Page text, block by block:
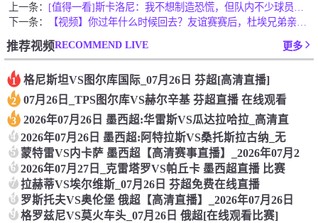
上一条：
下一条：
【视频】你过年什么时候回去？友谊赛赛后，杜埃兄弟亲密互动！
推荐视频RECOMMEND LIVE 更多
1 格尼斯坦VS图尔库国际_07月26日 芬超[高清直播]
2 07月26日_TPS图尔库VS赫尔辛基 芬超直播 在线观看
3 2026年07月26日 墨西超:华雷斯VS瓜达拉哈拉_高清直
4 2026年07月26日 墨西超:阿特拉斯VS桑托斯拉古纳_无
5 蒙特雷VS内卡萨 墨西超【高清赛事直播】_2026年07月2
6 2026年07月27日_克雷塔罗VS帕丘卡 墨西超直播 比赛
7 拉赫蒂VS埃尔维斯_07月26日 芬超免费在线直播
8 罗斯托夫VS奥伦堡 俄超【高清直播】_2026年07月26日
9 格罗兹尼VS莫火车头_07月26日 俄超[在线观看比赛]